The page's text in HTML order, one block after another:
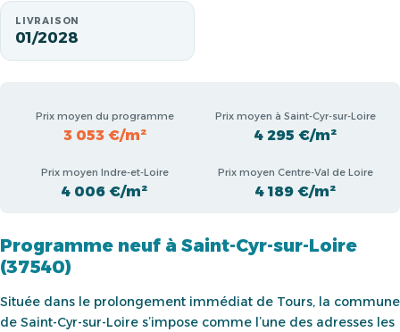
LIVRAISON
01/2028
Prix moyen du programme
3 053 €/m²
Prix moyen à Saint-Cyr-sur-Loire
4 295 €/m²
Prix moyen Indre-et-Loire
4 006 €/m²
Prix moyen Centre-Val de Loire
4 189 €/m²
Programme neuf à Saint-Cyr-sur-Loire
(37540)
Située dans le prolongement immédiat de Tours, la commune
de Saint-Cyr-sur-Loire s’impose comme l’une des adresses les